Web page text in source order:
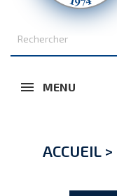
MENU
ACCUEIL>